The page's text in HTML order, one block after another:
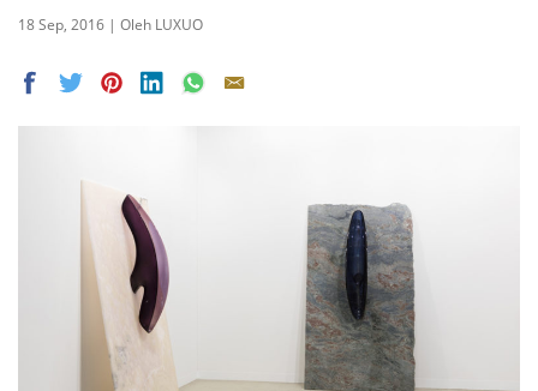
18 Sep, 2016 | Oleh LUXUO